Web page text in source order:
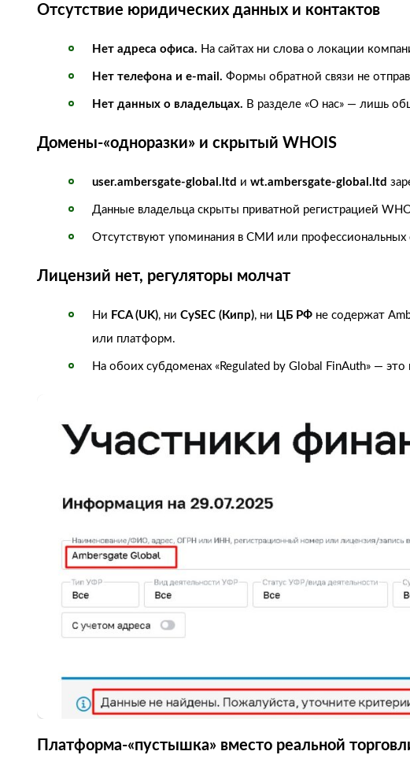
Отсутствие юридических данных и контактов
Нет адреса офиса. На сайтах ни слова о локации
Нет телефона и e‑mail. Формы обратной связи не
Нет данных о владельцах. В разделе «О нас» — лишь
Домены‑«одноразки» и скрытый WHOIS
user.ambersgate-global.ltd и wt.ambersgate-global.ltd
Данные владельца скрыты приватной регистрацией
Отсутствуют упоминания в СМИ или профессиональных
Лицензий нет, регуляторы молчат
Ни FCA (UK), ни CySEC (Кипр), ни ЦБ РФ не содержат
или платформ.
На обоих субдоменах «Regulated by Global FinAuth» —
Платформа‑«пустышка» вместо реальной